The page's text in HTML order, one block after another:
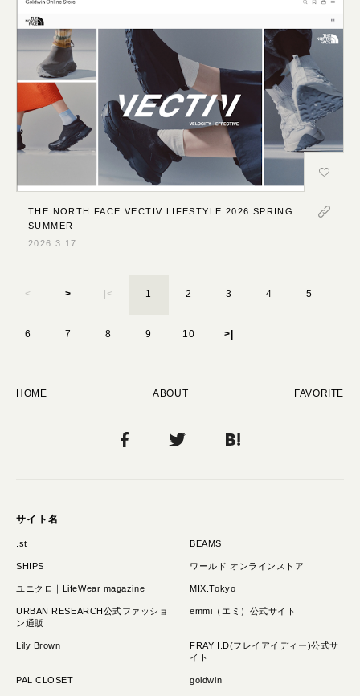
THE NORTH FACE VECTIV LIFESTYLE 2026 SPRING
SUMMER
2026.3.17
< > |< 1 2 3 4 5
6 7 8 9 10 >|
HOME ABOUT FAVORITE
サイト名
.st BEAMS
SHIPS ワールド オンラインストア
ユニクロ｜LifeWear magazine MIX.Tokyo
URBAN RESEARCH公式ファッショ
ン通販
emmi（エミ）公式サイト
Lily Brown
FRAY I.D(フレイアイディー)公式サ
イト
PAL CLOSET goldwin